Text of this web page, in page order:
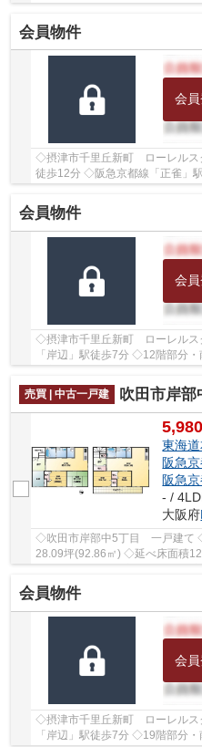
◇駐車スペースがございます ◇
会員物件
会
◇摂津市千里丘新町 ローレルス
徒歩12分 ◇阪急京都線「正雀」
会員物件
会
◇摂津市千里丘新町 ローレルス
「岸辺」駅徒歩7分 ◇12階部分
売買 | 中古一戸建
吹田市岸
東海
阪急
阪急
- /
大阪府
◇吹田市岸部中5丁目 一戸建て
28.09坪(92.86㎡) ◇延べ床面積
会員物件
会
◇摂津市千里丘新町 ローレルス
「岸辺」駅徒歩7分 ◇19階部分